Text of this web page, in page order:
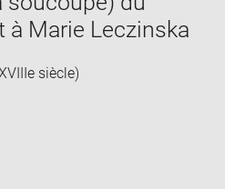
à Marie Leczinska
siècle)